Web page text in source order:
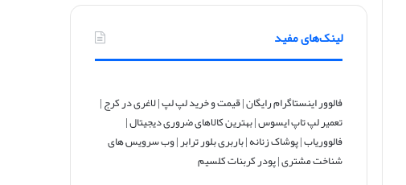
لینک‌های مفید
فالوور اینستاگرام رایگان|قیمت و خرید لپ لپ|لاغری در کرج|
تعمیر لپ تاپ ایسوس|بهترین کالاهای ضروری دیجیتال|
فالووریاب|پوشاک زنانه|باربری بلور ترابر|وب سرویس های
شناخت مشتری|پودر کربنات کلسیم